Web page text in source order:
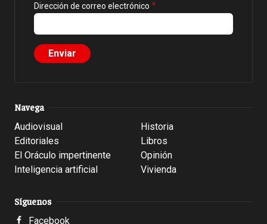
Dirección de correo electrónico
Navega
Audiovisual
Editoriales
El Oráculo impertinente
Inteligencia artificial
Historia
Libros
Opinión
Vivienda
Síguenos
Facebook